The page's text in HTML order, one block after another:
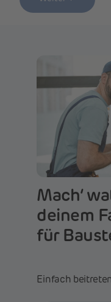
Mach‘
deinem
für
Einfach